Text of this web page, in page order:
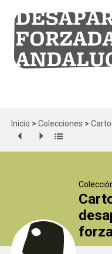
Inicio > Colecciones >